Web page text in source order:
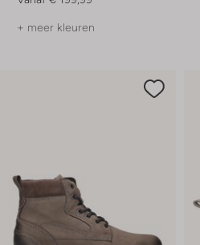
+ meer kleuren